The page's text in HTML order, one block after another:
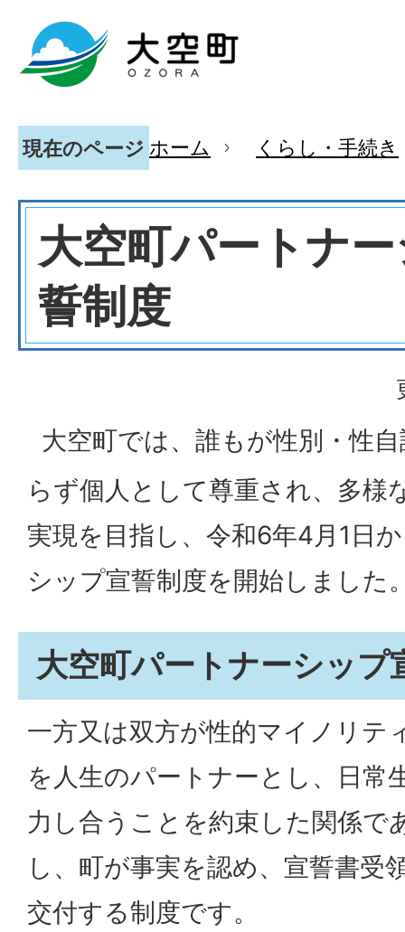
現在のページ ホーム くらし・手続き
大空町パートナ
誓制度
大空町では、誰もが性別・性
らず個人として尊重され、多様
実現を目指し、令和6年4月1日
シップ宣誓制度を開始しました
大空町パートナーシップ
一方又は双方が性的マイノリテ
を人生のパートナーとし、日常
力し合うことを約束した関係で
し、町が事実を認め、宣誓書受
交付する制度です。